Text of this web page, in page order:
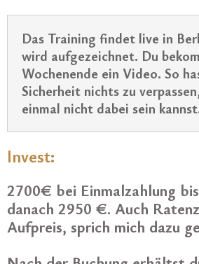
Das Training findet live in
wird aufgezeichnet. Du
Wochenende ein Video. So
Sicherheit nichts zu
einmal nicht dabei sein
Invest:
2700€ bei Einmalzahlung
danach 2950 €. Auch
Aufpreis, sprich mich dazu